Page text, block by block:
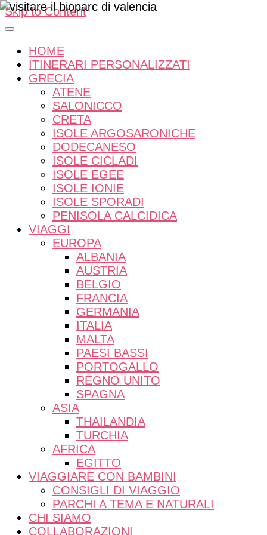
Skip to Content
HOME
ITINERARI PERSONALIZZATI
GRECIA
ATENE
SALONICCO
CRETA
ISOLE ARGOSARONICHE
DODECANESO
ISOLE CICLADI
ISOLE EGEE
ISOLE IONIE
ISOLE SPORADI
PENISOLA CALCIDICA
VIAGGI
EUROPA
ALBANIA
AUSTRIA
BELGIO
FRANCIA
GERMANIA
ITALIA
MALTA
PAESI BASSI
PORTOGALLO
REGNO UNITO
SPAGNA
ASIA
THAILANDIA
TURCHIA
AFRICA
EGITTO
VIAGGIARE CON BAMBINI
CONSIGLI DI VIAGGIO
PARCHI A TEMA E NATURALI
CHI SIAMO
COLLABORAZIONI